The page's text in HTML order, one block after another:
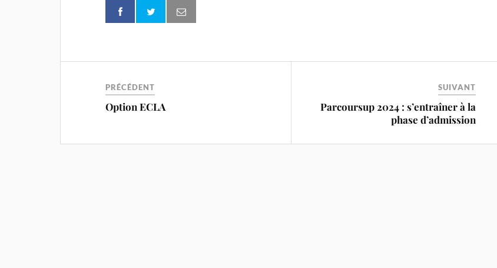
PRÉCÉDENT
Option ECLA
SUIVANT
Parcoursup 2024 : s’entraîner à la
phase d’admission